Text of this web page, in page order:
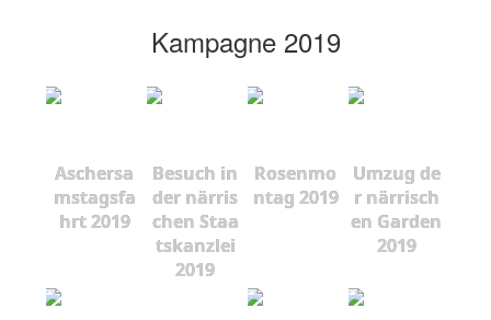
Kampagne 2019
Aschersa
mstagsfa
hrt 2019
Besuch in
der närris
chen Staa
tskanzlei
2019
Rosenmo
ntag 2019
Umzug de
r närrisch
en Garden
2019